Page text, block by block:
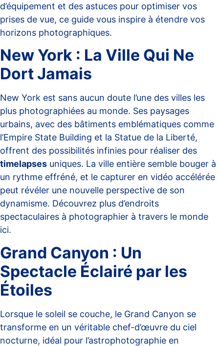
d’équipement et des astuces pour optimiser vos
prises de vue, ce guide vous inspire à étendre vos
horizons photographiques.
New York : La Ville Qui Ne
Dort Jamais
New York est sans aucun doute l’une des villes les
plus photographiées au monde. Ses paysages
urbains, avec des bâtiments emblématiques comme
l’Empire State Building et la Statue de la Liberté,
offrent des possibilités infinies pour réaliser des
timelapses uniques. La ville entière semble bouger à
un rythme effréné, et le capturer en vidéo accélérée
peut révéler une nouvelle perspective de son
dynamisme. Découvrez plus d’endroits
spectaculaires à photographier à travers le monde
ici.
Grand Canyon : Un
Spectacle Éclairé par les
Étoiles
Lorsque le soleil se couche, le Grand Canyon se
transforme en un véritable chef-d’œuvre du ciel
nocturne, idéal pour l’astrophotographie en